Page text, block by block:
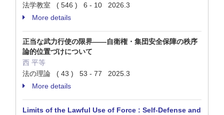
法学教室 ( 546 ) 6 - 10 2026.3
More details
正当な武力行使の限界――自衛権・集団安全保障の秩序
論的位置づけについて
西 平等
法の理論 ( 43 ) 53 - 77 2025.3
More details
Limits of the Lawful Use of Force : Self-Defense and